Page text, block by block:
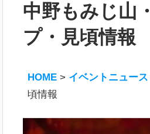
中野もみじ山
プ・見頃情報
HOME > イベントニュース
頃情報